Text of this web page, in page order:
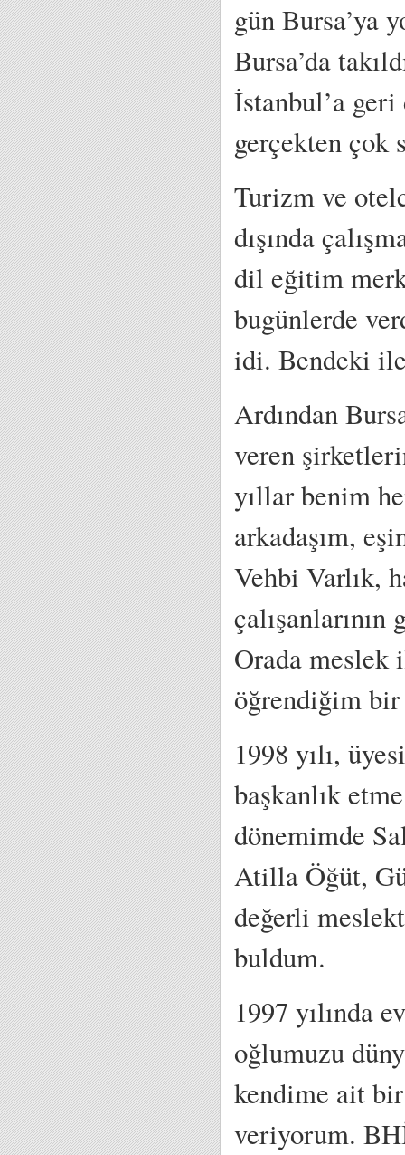
gün Bursa’ya
Bursa’da
İstanbul’a geri
gerçekten çok
Turizm ve
dışında
dil eğitim
bugünlerde
idi. Bendeki
Ardından
veren
yıllar benim
arkadaşım,
Vehbi Varlık,
Orada meslek
öğrendiğim
1998 yılı,
başkanlık
dönemimde
Atilla Öğüt,
değerli
buldum.
1997 yılında
oğlumuzu
kendime ait
veriyorum.